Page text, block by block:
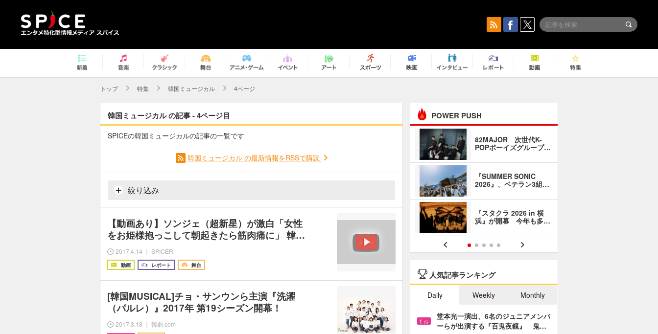
トップ 特集 韓国ミュージカル 4ページ
韓国ミュージカル の記事 - 4ページ目
SPICEの韓国ミュージカルの記事の一覧です
韓国ミュージカル の最新情報をRSSで購読
絞り込み
【動画あり】ソンジェ（超新星）が激白「女性
をお姫様抱っこして朝起きたら筋肉痛に」 韓…
2017.4.14 ｜ SPICER
動画 レポート 舞台
[韓国MUSICAL]チョ・サンウンら主演『洗濯
（パルレ）』2017年 第19シーズン開幕！
2017.3.18 ｜ 韓劇.com
POWER PUSH
82MAJOR 次世代K-
POPボーイズグループ…
『SUMMER SONIC
2026』、ベテラン3組…
『スタクラ 2026 in 横
浜』が開幕 今年も多…
人気記事ランキング
Daily Weekly Monthly
1 位
堂本光一演出、6名のジュニアメンバ
ーらが出演する『百鬼夜鏡』 鬼…